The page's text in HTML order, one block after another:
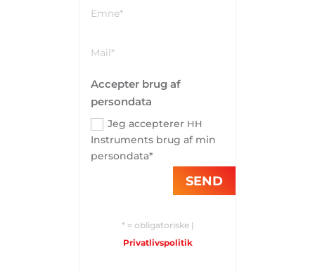
Accepter brug af
persondata
Jeg accepterer HH
Instruments brug af min
persondata*
SEND
* = obligatoriske |
Privatlivspolitik